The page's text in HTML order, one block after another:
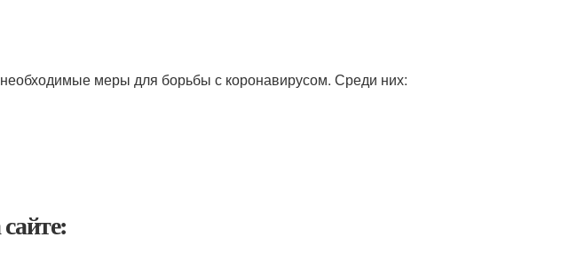
меры для борьбы с коронавирусом. Среди них: